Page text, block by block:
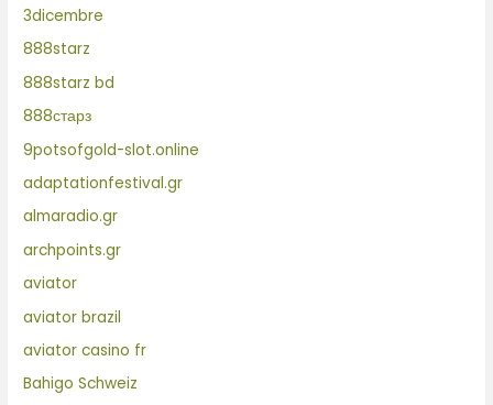
3dicembre
888starz
888starz bd
888старз
9potsofgold-slot.online
adaptationfestival.gr
almaradio.gr
archpoints.gr
aviator
aviator brazil
aviator casino fr
Bahigo Schweiz